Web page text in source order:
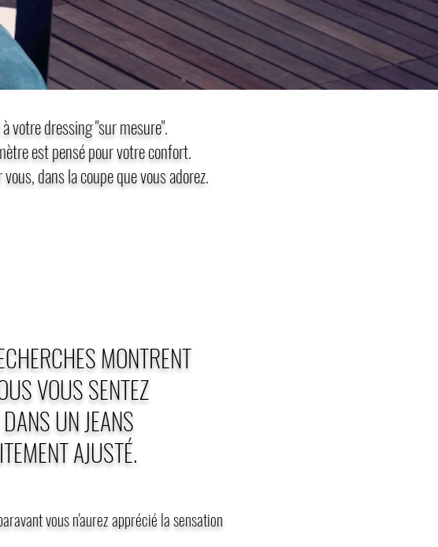
votre dressing "sur mesure".
est pensé pour votre confort.​
dans la coupe que vous adorez​.​
MONTRENT
VOUS SENTEZ
UN JEANS
AJUSTÉ.
vous n'aurez apprécié la sensation